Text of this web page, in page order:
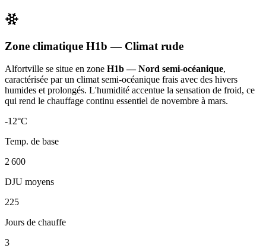
Zone climatique H1b — Climat rude
Alfortville se situe en zone H1b — Nord semi-océanique,
caractérisée par un climat semi-océanique frais avec des hivers
humides et prolongés. L'humidité accentue la sensation de froid, ce
qui rend le chauffage continu essentiel de novembre à mars.
-12°C
Temp. de base
2 600
DJU moyens
225
Jours de chauffe
3